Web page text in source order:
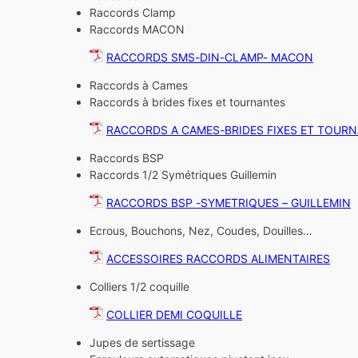
Raccords Clamp
Raccords MACON
RACCORDS SMS-DIN-CLAMP- MACON
Raccords à Cames
Raccords à brides fixes et tournantes
RACCORDS A CAMES-BRIDES FIXES ET
Raccords BSP
Raccords 1/2 Symétriques Guillemin
RACCORDS BSP -SYMETRIQUES – GUILLEMIN
Ecrous, Bouchons, Nez, Coudes, Douilles…
ACCESSOIRES RACCORDS ALIMENTAIRES
Colliers 1/2 coquille
COLLIER DEMI COQUILLE
Jupes de sertissage